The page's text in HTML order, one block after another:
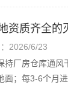
资质齐全的
2026/6/23
厂房仓库通风
；每3-6个月